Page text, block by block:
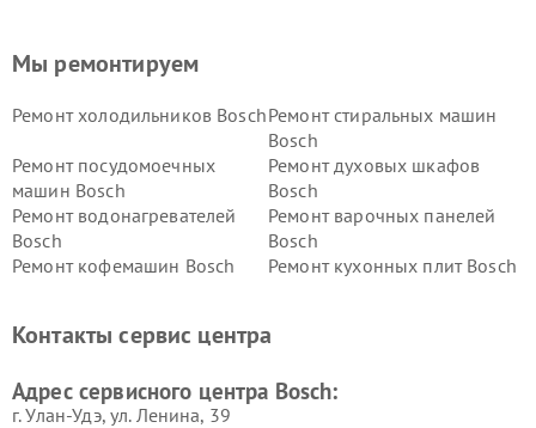
Мы ремонтируем
Ремонт холодильников BoschРемонт стиральных машин
Bosch
Ремонт посудомоечных
машин Bosch
Ремонт духовых шкафов
Bosch
Ремонт водонагревателей
Bosch
Ремонт варочных панелей
Bosch
Ремонт кофемашин Bosch
Ремонт кухонных плит Bosch
Ремонт сушильных автоматовРемонт морозильных камер
Контакты сервис центра
Адрес сервисного центра Bosch:
г. Улан-Удэ, ул. Ленина, 39